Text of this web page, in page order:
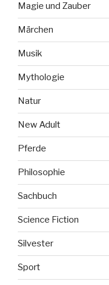
Magie und Zauber
Märchen
Musik
Mythologie
Natur
New Adult
Pferde
Philosophie
Sachbuch
Science Fiction
Silvester
Sport